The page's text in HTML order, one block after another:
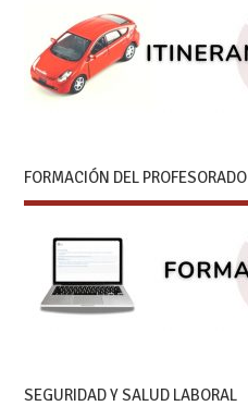
FORMACIÓN DEL PROFESORADO
SEGURIDAD Y SALUD LABORAL